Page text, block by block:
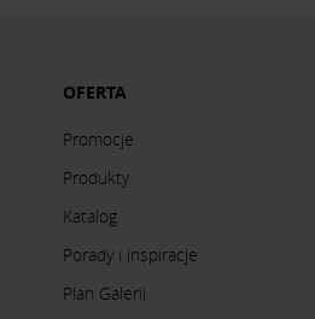
OFERTA
Promocje
Produkty
Katalog
Porady i inspiracje
Plan Galerii